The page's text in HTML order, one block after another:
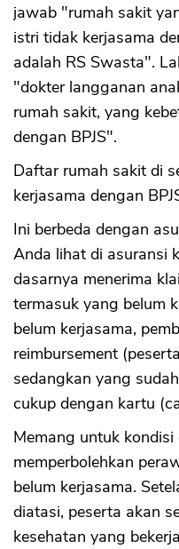
jawab "rumah sakit
istri tidak kerjasama
adalah RS Swasta".
"dokter langganan
rumah sakit, yang
dengan BPJS".
Daftar rumah sakit di
kerjasama dengan
Ini berbeda dengan
Anda lihat di asuransi
dasarnya menerima
termasuk yang belum
belum kerjasama,
reimbursement
sedangkan yang
cukup dengan kartu
Memang untuk
memperbolehkan
belum kerjasama.
diatasi, peserta akan
kesehatan yang